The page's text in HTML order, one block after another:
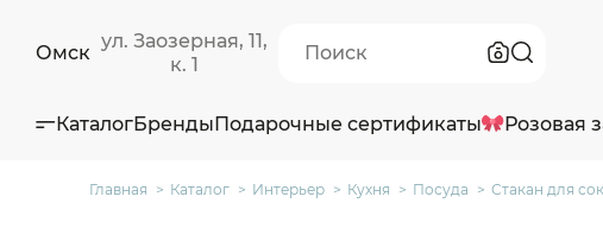
Омск
ул. Заозерная, 11,
к. 1
КаталогБрендыПодарочные сертификаты Розовая
Главная Каталог Интерьер Кухня Посуда Стакан для